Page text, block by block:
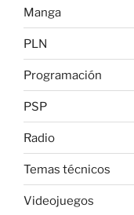
Manga
PLN
Programación
PSP
Radio
Temas técnicos
Videojuegos